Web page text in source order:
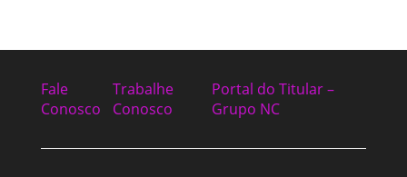
Fale
Conosco
Trabalhe
Conosco
Portal do Titular –
Grupo NC